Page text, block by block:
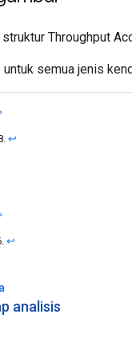
struktur Throughput
untuk semua jenis
↩
↩
analisis